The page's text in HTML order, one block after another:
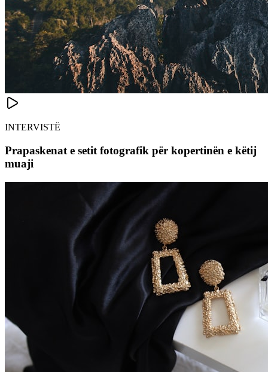
INTERVISTË
Prapaskenat e setit fotografik për kopertinën e këtij
muaji